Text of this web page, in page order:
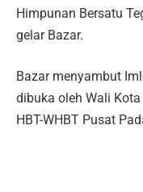
Himpunan Bersatu
gelar Bazar.
Bazar menyambut
dibuka oleh Wali
HBT-WHBT Pusat